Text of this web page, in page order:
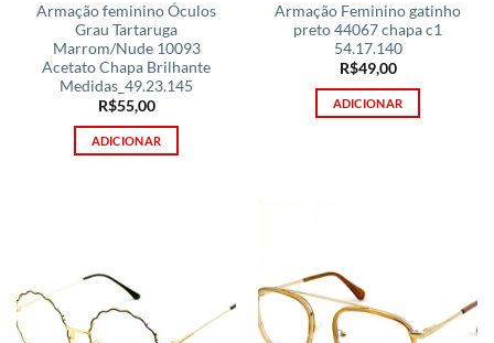
Armação feminino Óculos
Grau Tartaruga
Marrom/Nude 10093
Acetato Chapa Brilhante
Medidas_49.23.145
R$55,00
ADICIONAR
Armação Feminino gatinho
preto 44067 chapa c1
54.17.140
R$49,00
ADICIONAR